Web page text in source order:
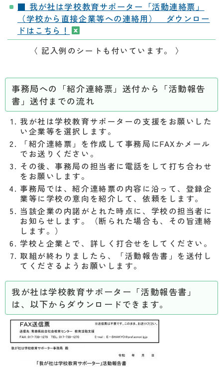
■ 我が社は学校教育サポーター「活動連絡票」
（学校から直接企業等への連絡用） ダウンロー
ドはこちら！
〈 記入例のシートも付いています。 〉
事務局への「紹介連絡票」送付から「活動報告
書」送付までの流れ
我が社は学校教育サポーターの支援をお願いした
い企業等を選択します。
「紹介連絡票」を作成して事務局にFAXかメール
でお送りください。
その後、事務局の担当者に電話をして打ち合わせ
をお願いします。
事務局では、紹介連絡票の内容に沿って、登録企
業等に学校の意向を紹介して、依頼をします。
当該企業の内諾がとれた時点に、学校の担当者に
お知らせします。（断られた場合も、その旨連絡
します。）
学校と企業とで、詳しく打合せをしてください。
取組が終わりましたら、「活動報告書」を送付し
てくださるようお願いします。
我が社は学校教育サポーター「活動報告書」
は、以下からダウンロードできます。